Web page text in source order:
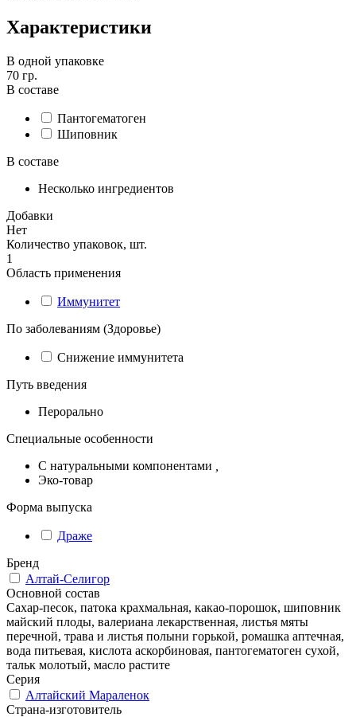
Характеристики
В одной упаковке
70 гр.
В составе
Пантогематоген
Шиповник
В составе
Несколько ингредиентов
Добавки
Нет
Количество упаковок, шт.
1
Область применения
Иммунитет
По заболеваниям (Здоровье)
Снижение иммунитета
Путь введения
Перорально
Специальные особенности
С натуральными компонентами
Эко-товар
Форма выпуска
Драже
Бренд
Алтай-Селигор
Основной состав
Сахар-песок, патока крахмальная, какао-порошок, шиповник
майский плоды, валериана лекарственная, листья мяты
перечной, трава и листья полыни горькой, ромашка аптечная,
вода питьевая, кислота аскорбиновая, пантогематоген сухой,
тальк молотый, масло растите
Серия
Алтайский Мараленок
Страна-изготовитель